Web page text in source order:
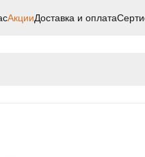
АкцииДоставка и оплата